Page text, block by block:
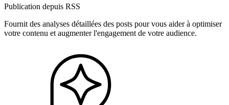
Publication depuis RSS
Fournit des analyses détaillées des posts pour vous aider à optimiser
votre contenu et augmenter l'engagement de votre audience.